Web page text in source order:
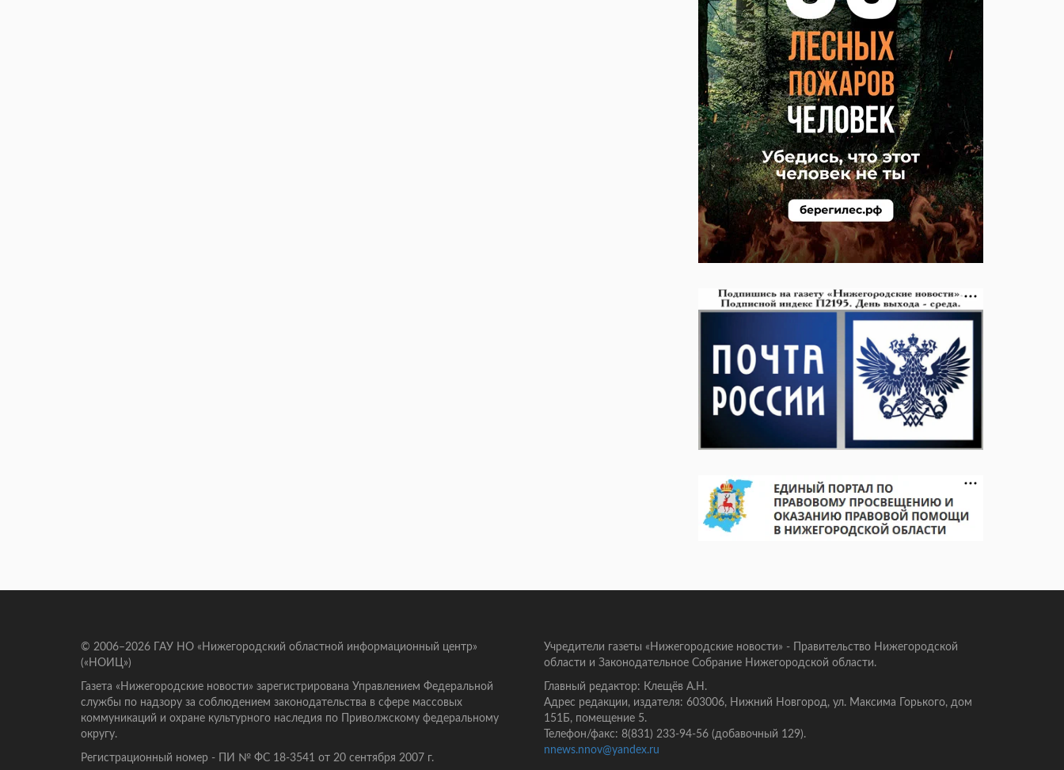
© 2006–2026 ГАУ НО «Нижегородский областной информационный центр»
(«НОИЦ»)
Газета «Нижегородские новости» зарегистрирована Управлением Федеральной
службы по надзору за соблюдением законодательства в сфере массовых
коммуникаций и охране культурного наследия по Приволжскому федеральному
округу.
Регистрационный номер - ПИ № ФС 18-3541 от 20 сентября 2007 г.
Учредители газеты «Нижегородские новости» - Правительство Нижегородской
области и Законодательное Собрание Нижегородской области.
Главный редактор: Клещёв А.Н.
Адрес редакции, издателя: 603006, Нижний Новгород, ул. Максима Горького, дом
151Б, помещение 5.
Телефон/факс: 8(831) 233-94-56 (добавочный 129).
nnews.nnov@yandex.ru